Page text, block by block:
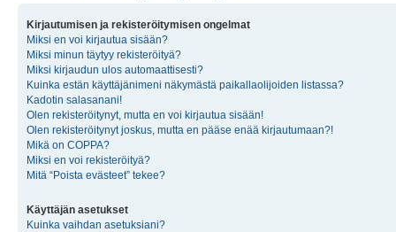
Kirjautumisen ja rekisteröitymisen ongelmat
Miksi en voi kirjautua sisään?
Miksi minun täytyy rekisteröityä?
Miksi kirjaudun ulos automaattisesti?
Kuinka estän käyttäjänimeni näkymästä paikallaolijoiden listassa?
Kadotin salasanani!
Olen rekisteröitynyt, mutta en voi kirjautua sisään!
Olen rekisteröitynyt joskus, mutta en pääse enää kirjautumaan?!
Mikä on COPPA?
Miksi en voi rekisteröityä?
Mitä “Poista evästeet” tekee?
Käyttäjän asetukset
Kuinka vaihdan asetuksiani?